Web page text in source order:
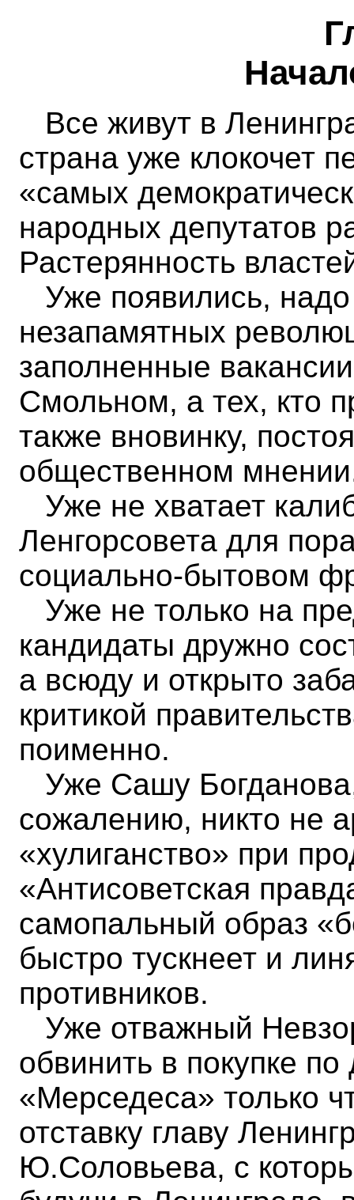
Все живут в
страна уже клокочет
«самых
народных депутатов
Растерянность
Уже появились, надо
незапамятных
заполненные
Смольном, а тех, кто
также вновинку,
общественном
Уже не хватает
Ленгорсовета для
социально-бытовом
Уже не только на
кандидаты дружно
а всюду и открыто
критикой
поименно.
Уже Сашу
сожалению, никто не
«хулиганство» при
«Антисоветская
самопальный образ
быстро тускнеет и
противников.
Уже отважный
обвинить в покупке
«Мерседеса» только
отставку главу
Ю.Соловьева, с